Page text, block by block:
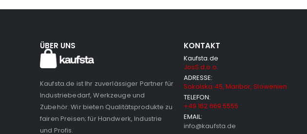
ÜBER UNS
Kaufsta.de ist Ihr zuverlässiger Partner für
Industriebedarf, Werkzeuge und
Zubehör. Wir bieten Qualitätsprodukte zu
fairen Preisen; für Handwerk, Industrie
und Profis.
KONTAKT
Kaufsta.de
JosS d.o.o.
ADRESSE:
Sokolska 45, Maribor, Slowenien
TELEFON:
+49 162 669 5555
EMAIL:
info@kaufsta.de